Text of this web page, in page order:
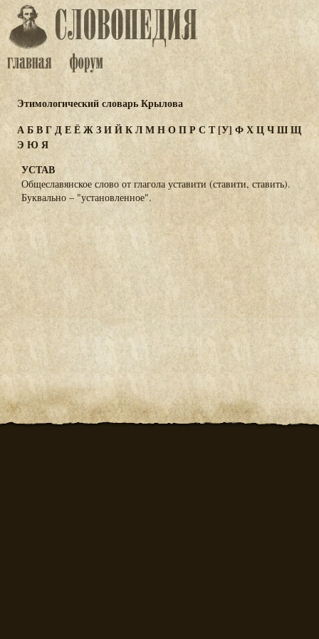
Этимологический словарь Крылова
АБВГДЕЁЖЗИЙКЛМНОПРСТ[У]ФХЦЧШЩ
Э Ю Я
УСТАВ
Общеславянское слово от глагола уставити (ставити, ставить).
Буквально – "установленное".